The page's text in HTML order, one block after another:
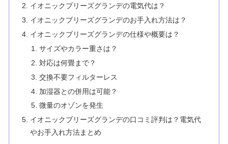
イオニックブリーズグランデの電気代は？
イオニックブリーズグランデのお手入れ方法は？
イオニックブリーズグランデの仕様や概要は？
サイズやカラー重さは？
対応は何畳まで？
交換不要フィルターレス
加湿器との併用は可能？
微量のオゾンを発生
イオニックブリーズグランデの口コミ評判は？電気代
やお手入れ方法まとめ